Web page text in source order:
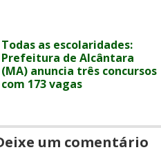
Todas as escolaridades:
Prefeitura de Alcântara
(MA) anuncia três concursos
com 173 vagas
um comentário